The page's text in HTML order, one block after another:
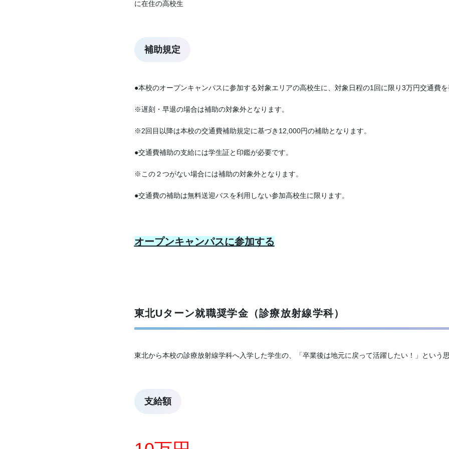
に在住の高校生
補助規定
●本校のオープンキャンパスに参加する対象エリアの高校生に、対象日程の1回に限り3万円交通費を
※遅刻・早退の場合は補助の対象外となります。
※2回目以降は本校の交通費補助規定に基づき12,000円の補助となります。
●交通費補助の支給には学生証と印鑑が必要です。
※この２つがない場合には補助の対象外となります。
●交通費の補助は無料送迎バスを利用しない参加高校生に限ります。
オープンキャンパスに参加する
東北Uターン就職奨学金（診療放射線学科）
東北から本校の診療放射線学科へ入学した学生の、「卒業後は地元に戻って活躍したい！」という
支給額